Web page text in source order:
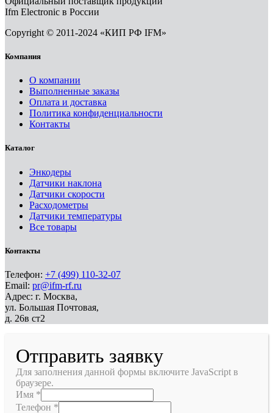
Ifm Electronic в России
Copyright © 2011-2024 «КИП РФ IFM»
Компания
О компании
Выполненные заказы
Оплата и доставка
Политика конфиденциальности
Контакты
Каталог
Энкодеры
Датчики наклона
Датчики скорости
Расходометры
Датчики температуры
Все товары
Контакты
Телефон: +7 (499) 110-32-07
Email: pr@ifm-rf.ru
Адрес: г. Москва,
ул. Большая Почтовая,
д. 26в ст2
Отправить заявку
Для заполнения данной формы включите JavaScript в
браузере.
Имя *
Телефон *